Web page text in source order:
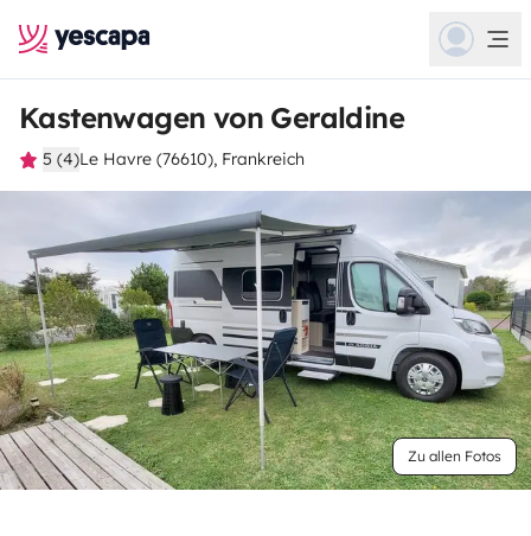
Kastenwagen von Geraldine
5 (4)Le Havre (76610), Frankreich
Zu allen Fotos